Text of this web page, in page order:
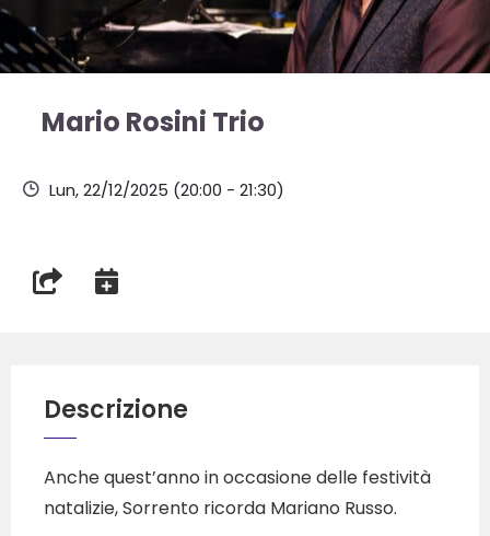
Come
funziona
Mario Rosini Trio
Lun, 22/12/2025 (20:00 - 21:30)
Descrizione
Anche quest’anno in occasione delle festività
natalizie, Sorrento ricorda Mariano Russo.